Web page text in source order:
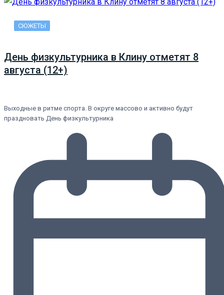
СЮЖЕТЫ
День физкультурника в Клину отметят 8
августа (12+)
Выходные в ритме спорта. В округе массово и активно будут
праздновать День физкультурника